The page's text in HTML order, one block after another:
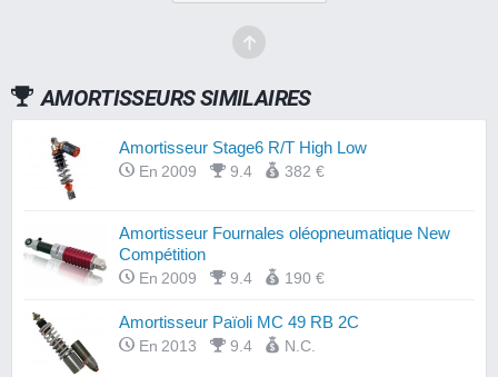
AMORTISSEURS SIMILAIRES
Amortisseur Stage6 R/T High Low
En 2009 9.4 382 €
Amortisseur Fournales oléopneumatique New
Compétition
En 2009 9.4 190 €
Amortisseur Païoli MC 49 RB 2C
En 2013 9.4 N.C.